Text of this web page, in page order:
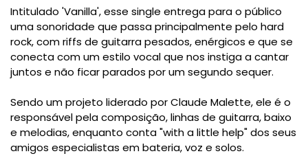
Intitulado 'Vanilla', esse single entrega para o público
uma sonoridade que passa principalmente pelo hard
rock, com riffs de guitarra pesados, enérgicos e que se
conecta com um estilo vocal que nos instiga a cantar
juntos e não ficar parados por um segundo sequer.
Sendo um projeto liderado por Claude Malette, ele é o
responsável pela composição, linhas de guitarra, baixo
e melodias, enquanto conta "with a little help" dos seus
amigos especialistas em bateria, voz e solos.